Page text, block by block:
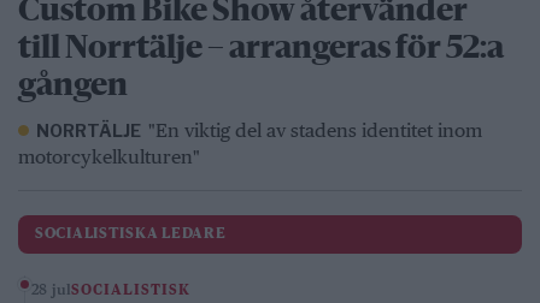
Custom Bike Show återvänder
till Norrtälje – arrangeras för 52:a
gången
NORRTÄLJE "En viktig del av stadens identitet inom
motorcykelkulturen"
SOCIALISTISKA LEDARE
28 julSOCIALISTISK